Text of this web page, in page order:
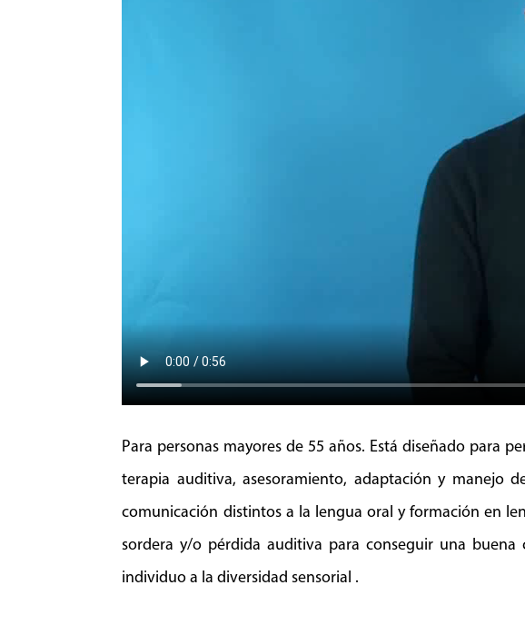
Para personas mayores de 55 años. Está diseñado para
terapia auditiva, asesoramiento, adaptación y manejo
comunicación distintos a la lengua oral y formación en
sordera y/o pérdida auditiva para conseguir una
individuo a la diversidad sensorial .